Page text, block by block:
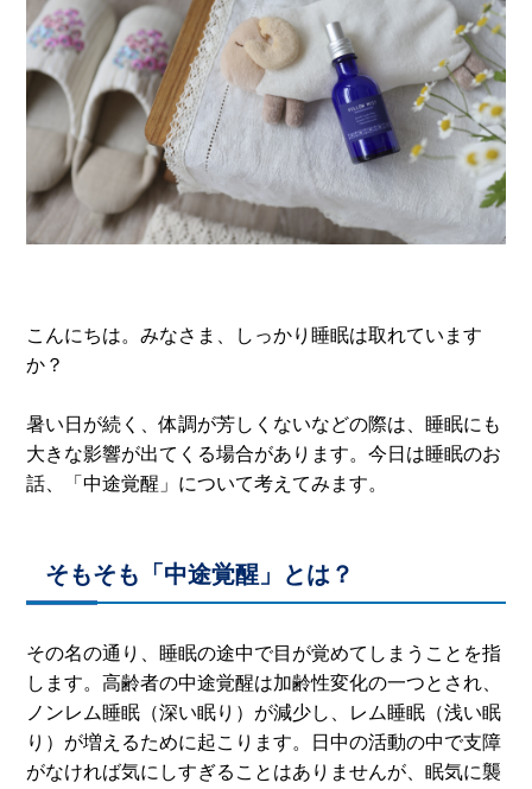
こんにちは。みなさま、しっかり睡眠は取れています
か？
暑い日が続く、体調が芳しくないなどの際は、睡眠にも
大きな影響が出てくる場合があります。今日は睡眠のお
話、「中途覚醒」について考えてみます。
そもそも「中途覚醒」とは？
その名の通り、睡眠の途中で目が覚めてしまうことを指
します。高齢者の中途覚醒は加齢性変化の一つとされ、
ノンレム睡眠（深い眠り）が減少し、レム睡眠（浅い眠
り）が増えるために起こります。日中の活動の中で支障
がなければ気にしすぎることはありませんが、眠気に襲